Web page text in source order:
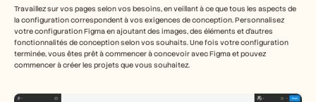
Travaillez sur vos pages selon vos besoins, en veillant à ce que tous les aspects de
la configuration correspondent à vos exigences de conception. Personnalisez
votre configuration Figma en ajoutant des images, des éléments et d'autres
fonctionnalités de conception selon vos souhaits. Une fois votre configuration
terminée, vous êtes prêt à commencer à concevoir avec Figma et pouvez
commencer à créer les projets que vous souhaitez.